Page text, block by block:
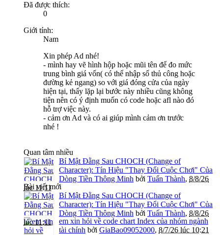
Đã được thích:
0
Giới tính:
Nam
Xin phép Ad nhé!
- mình hay vẽ hình hộp hoặc mũi tên để đo mức
trung bình giá vốn( có thể nhập số thủ công hoặc
đường kẻ ngang) so với giá đóng cửa của ngày
hiện tại, thấy lặp lại bước này nhiều cũng không
tiện nên có ý định muốn có code hoặc afl nào đó
hỗ trợ việc này.
- cảm ơn Ad và có ai giúp mình cảm ơn trước
nhé !
Quan tâm nhiều
Bí Mật Đằng Sau CHOCH (Change of
Character): Tín Hiệu "Thay Đổi Cuộc Chơi" Của
Dòng Tiền Thông Minh bởi Tuấn Thành, 8/8/26
lúc 11:11
Bài viết mới
Bí Mật Đằng Sau CHOCH (Change of
Character): Tín Hiệu "Thay Đổi Cuộc Chơi" Của
Dòng Tiền Thông Minh bởi Tuấn Thành, 8/8/26
lúc 11:11
em xin hỏi về code chart Index của nhóm ngành
tài chính bởi GiaBao09052000, 8/7/26 lúc 10:21